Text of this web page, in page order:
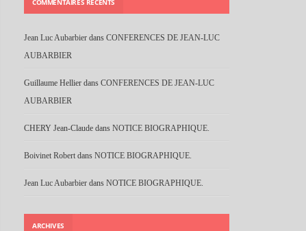
COMMENTAIRES RÉCENTS
Jean Luc Aubarbier dans CONFERENCES DE JEAN-LUC
AUBARBIER
Guillaume Hellier dans CONFERENCES DE JEAN-LUC
AUBARBIER
CHERY Jean-Claude dans NOTICE BIOGRAPHIQUE.
Boivinet Robert dans NOTICE BIOGRAPHIQUE.
Jean Luc Aubarbier dans NOTICE BIOGRAPHIQUE.
ARCHIVES